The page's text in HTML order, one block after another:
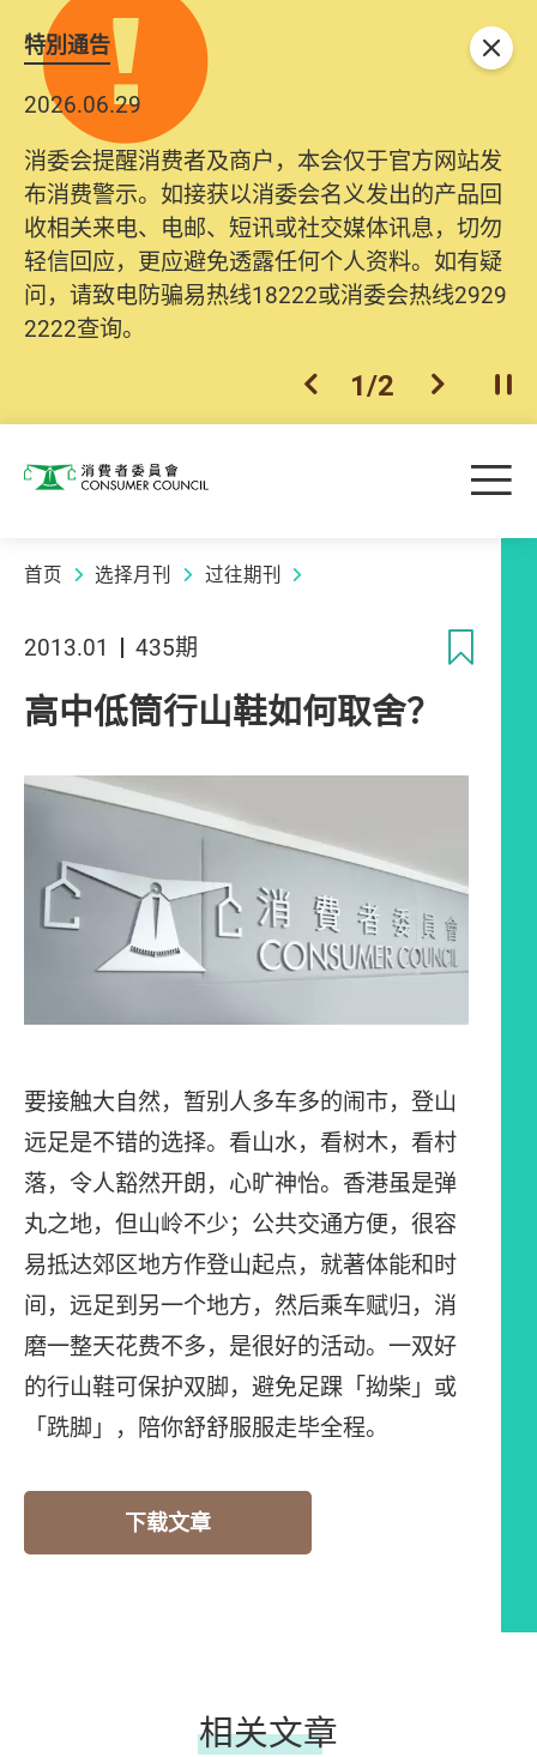
特別通告
2026.06.29
消委会提醒消费者及商户，本会仅于官方网站发
布消费警示。如接获以消委会名义发出的产品回
收相关来电、电邮、短讯或社交媒体讯息，切勿
轻信回应，更应避免透露任何个人资料。如有疑
问，请致电防骗易热线18222或消委会热线2929
2222查询。
上一个
1/2 下一个开
关闭
消费者委员会 目
首页 选择月刊 过往期刊
2013.01 435期
高中低筒行山鞋如何取舍？
要接触大自然，暂别人多车多的闹市，登山
远足是不错的选择。看山水，看树木，看村
落，令人豁然开朗，心旷神怡。香港虽是弹
丸之地，但山岭不少；公共交通方便，很容
易抵达郊区地方作登山起点，就著体能和时
间，远足到另一个地方，然后乘车赋归，消
磨一整天花费不多，是很好的活动。一双好
的行山鞋可保护双脚，避免足踝「拗柴」或
「跣脚」，陪你舒舒服服走毕全程。
下载文章
相关文章